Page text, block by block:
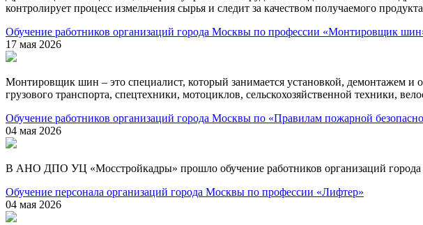
контролирует процесс измельчения сырья и следит за качеством получаемого
Обучение работников организаций города Москвы по профессии «Монтировщик
17 мая 2026
Монтировщик шин – это специалист, который занимается установкой, демонтажем
грузового транспорта, спецтехники, мотоциклов, сельскохозяйственной техники,
Обучение работников организаций города Москвы по «Правилам пожарной
04 мая 2026
В АНО ДПО УЦ «Мосстройкадры» прошло обучение работников организаций
Обучение персонала организаций города Москвы по профессии «Лифтер»
04 мая 2026